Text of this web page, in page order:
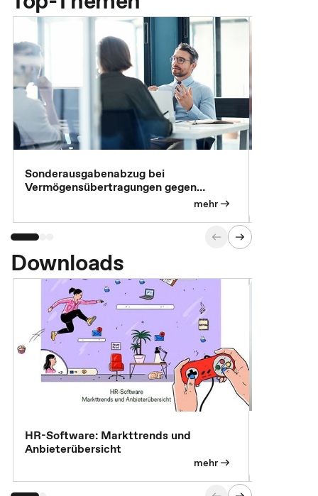
Sonderausgabenabzug bei
Vermögensübertragungen gegen
mehr
Downloads
HR-Software: Markttrends und
Anbieterübersicht
mehr